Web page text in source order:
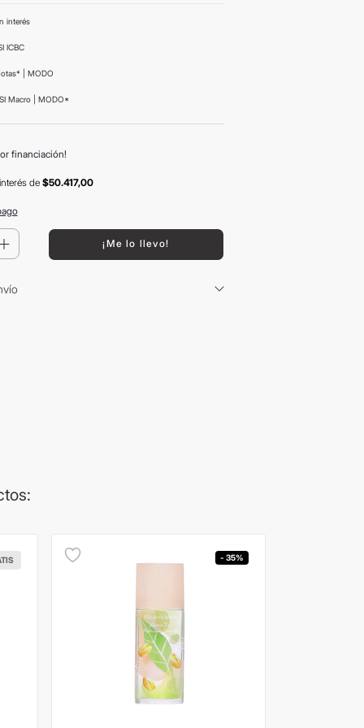
interés
ICBC
| MODO
Macro | MODO*
financiación!
de $50.417,00
¡Me lo llevo!
- 35%